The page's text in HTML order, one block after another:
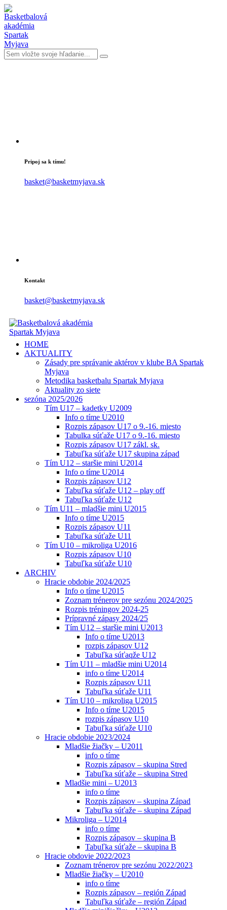
Pripoj sa k tímu!
basket@basketmyjava.sk
Kontakt
basket@basketmyjava.sk
HOME
AKTUALITY
Zásady pre správanie aktérov v klube BA Spartak
Myjava
Metodika basketbalu Spartak Myjava
Aktuality zo siete
sezóna 2025/2026
Tím U17 – kadetky U2009
Info o tíme U2010
Rozpis zápasov U17 o 9.-16. miesto
Tabulka súťaže U17 o 9.-16. miesto
Rozpis zápasov U17 zákl. sk.
Tabuľka súťaže U17 skupina západ
Tím U12 – staršie mini U2014
Info o tíme U2014
Rozpis zápasov U12
Tabuľka súťaže U12 – play off
Tabuľka súťaže U12
Tím U11 – mladšie mini U2015
Info o tíme U2015
Rozpis zápasov U11
Tabuľka súťaže U11
Tím U10 – mikroliga U2016
Rozpis zápasov U10
Tabuľka súťaže U10
ARCHIV
Hracie obdobie 2024/2025
Info o tíme U2015
Zoznam trénerov pre sezónu 2024/2025
Rozpis tréningov 2024-25
Prípravné zápasy 2024/25
Tím U12 – staršie mini U2013
Info o tíme U2013
rozpis zápasov U12
Tabuľka súťaqže U12
Tím U11 – mladšie mini U2014
info o tíme U2014
Rozpis zápasov U11
Tabuľka súťaže U11
Tím U10 – mikroliga U2015
Info o tíme U2015
rozpis zápasov U10
Tabuľka súťaže U10
Hracie obdobie 2023/2024
Mladšie žiačky – U2011
info o tíme
Rozpis zápasov – skupina Stred
Tabuľka súťaže – skupina Stred
Mladšie mini – U2013
info o tíme
Rozpis zápasov – skupina Západ
Tabuľka súťaže – skupina Západ
Mikroliga – U2014
info o tíme
Rozpis zápasov – skupina B
Tabuľka súťaže – skupina B
Hracie obdovie 2022/2023
Zoznam trénerov pre sezónu 2022/2023
Mladšie žiačky – U2010
info o tíme
Rozpis zápasov – región Západ
Tabuľka súťaže – región Západ